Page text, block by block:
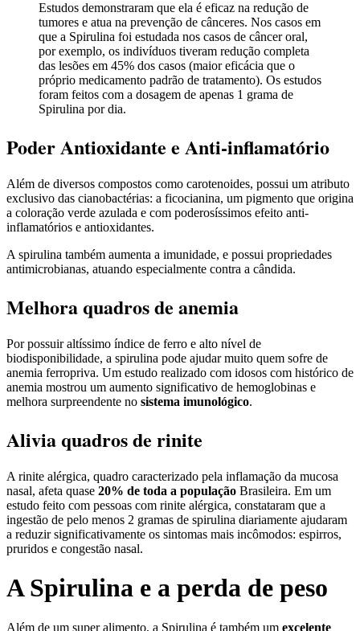
Estudos demonstraram que ela é eficaz na redução de
tumores e atua na prevenção de cânceres. Nos casos em
que a Spirulina foi estudada nos casos de câncer oral,
por exemplo, os indivíduos tiveram redução completa
das lesões em 45% dos casos (maior eficácia que o
próprio medicamento padrão de tratamento). Os estudos
foram feitos com a dosagem de apenas 1 grama de
Spirulina por dia.
Poder Antioxidante e Anti-inflamatório
Além de diversos compostos como carotenoides, possui um atributo
exclusivo das cianobactérias: a ficocianina, um pigmento que origina
a coloração verde azulada e com poderosíssimos efeito anti-
inflamatórios e antioxidantes.
A spirulina também aumenta a imunidade, e possui propriedades
antimicrobianas, atuando especialmente contra a cândida.
Melhora quadros de anemia
Por possuir altíssimo índice de ferro e alto nível de
biodisponibilidade, a spirulina pode ajudar muito quem sofre de
anemia ferropriva. Um estudo realizado com idosos com histórico de
anemia mostrou um aumento significativo de hemoglobinas e
melhora surpreendente no sistema imunológico.
Alivia quadros de rinite
A rinite alérgica, quadro caracterizado pela inflamação da mucosa
nasal, afeta quase 20% de toda a população Brasileira. Em um
estudo feito com pessoas com rinite alérgica, constataram que a
ingestão de pelo menos 2 gramas de spirulina diariamente ajudaram
a reduzir significativamente os sintomas mais incômodos: espirros,
pruridos e congestão nasal.
A Spirulina e a perda de peso
Além de um super alimento, a Spirulina é também um excelente